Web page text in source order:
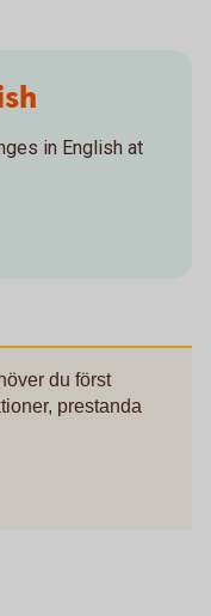
in English at
du först
prestanda